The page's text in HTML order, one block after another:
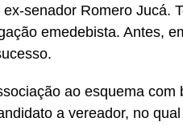
senador Romero Jucá.
emedebista. Antes,
ao esquema com
a vereador, no